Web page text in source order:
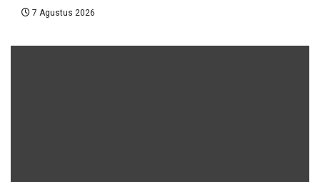
7 Agustus 2026